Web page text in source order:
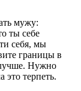
мужу:
ты себе
себя, мы
границы в
Нужно
это терпеть.